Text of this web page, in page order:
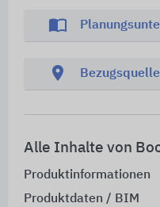
import_contacts
location_on
Alle Inhalte von
Produktinformationen
Produktdaten / BIM